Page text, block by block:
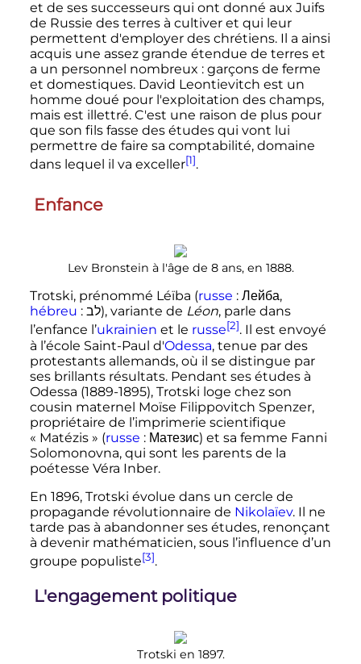
et de ses successeurs qui ont donné aux Juifs
de Russie des terres à cultiver et qui leur
permettent d'employer des chrétiens. Il a ainsi
acquis une assez grande étendue de terres et
a un personnel nombreux : garçons de ferme
et domestiques. David Leontievitch est un
homme doué pour l'exploitation des champs,
mais est illettré. C'est une raison de plus pour
que son fils fasse des études qui vont lui
permettre de faire sa comptabilité, domaine
dans lequel il va exceller[1].
Enfance
Lev Bronstein à l'âge de 8 ans, en 1888.
Trotski, prénommé Léïba (russe : Лейба,
hébreu : לב), variante de Léon, parle dans
l’enfance l’ukrainien et le russe[2]. Il est envoyé
à l’école Saint-Paul d'Odessa, tenue par des
protestants allemands, où il se distingue par
ses brillants résultats. Pendant ses études à
Odessa (1889-1895), Trotski loge chez son
cousin maternel Moïse Filippovitch Spenzer,
propriétaire de l’imprimerie scientifique
« Matézis » (russe : Матезис) et sa femme Fanni
Solomonovna, qui sont les parents de la
poétesse Véra Inber.
En 1896, Trotski évolue dans un cercle de
propagande révolutionnaire de Nikolaïev. Il ne
tarde pas à abandonner ses études, renonçant
à devenir mathématicien, sous l’influence d’un
groupe populiste[3].
L'engagement politique
Trotski en 1897.